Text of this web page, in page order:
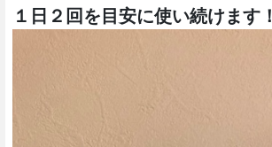
１日２回を目安に使い続けます！